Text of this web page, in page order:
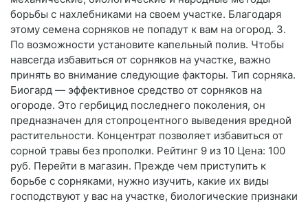
борьбы с нахлебниками на своем участке. Благодаря
этому семена сорняков не попадут к вам на огород. 3.
По возможности установите капельный полив. Чтобы
навсегда избавиться от сорняков на участке, важно
принять во внимание следующие факторы. Тип сорняка.
Биогард — эффективное средство от сорняков на
огороде. Это гербицид последнего поколения, он
предназначен для стопроцентного выведения вредной
растительности. Концентрат позволяет избавиться от
сорной травы без прополки. Рейтинг 9 из 10 Цена: 100
руб. Перейти в магазин. Прежде чем приступить к
борьбе с сорняками, нужно изучить, какие их виды
господствуют у вас на участке, биологические признаки